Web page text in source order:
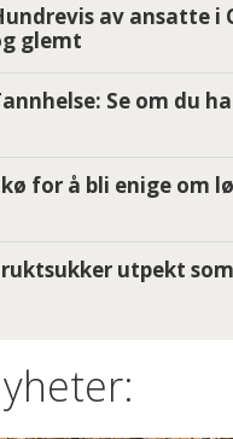
av ansatte i
glemt
Se om du
for å bli enige om
utpekt